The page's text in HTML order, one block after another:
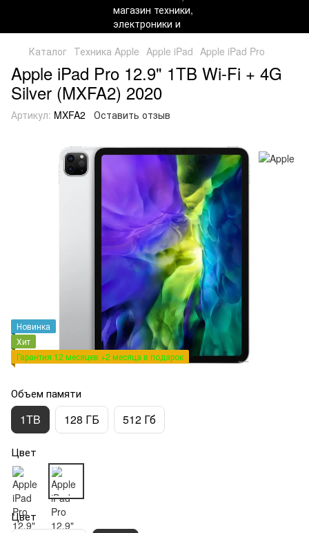
Каталог Техника Apple Apple iPad Apple iPad Pro
Apple iPad Pro 12.9" 1TB Wi-Fi + 4G
Silver (MXFA2) 2020
Артикул: MXFA2 Оставить отзыв
Новинка
Хит
Гарантия 12 месяцев +2 месяца в подарок
Объем памяти
1TB 128 ГБ 512 Гб
Цвет
Цвет